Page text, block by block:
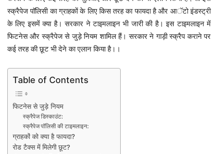
स्क्रैपेज पॉलिसी का ग्राहकों के लिए किस तरह का फायदा है और आॅटो इंडस्ट्री
के लिए इसमें क्या है। सरकार ने टाइमलाइन भी जारी की है। इस टाइमलाइन में
फिटनेस और स्क्रैपेज से जुड़े नियम शामिल हैं। सरकार ने गाड़ी स्क्रैप कराने पर
कई तरह की छूट भी देने का एलान किया है।।
Table of Contents
फिटनेस से जुड़े नियम
स्क्रैपेज डिस्काउंट:
स्क्रैपेज पॉलिसी की टाइमलाइन:
ग्राहकों को क्या है फायदा?
रोड टैक्स में मिलेगी छूट?